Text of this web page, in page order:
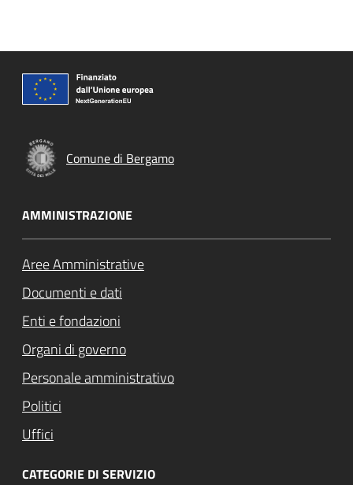
Comune di Bergamo
AMMINISTRAZIONE
Aree Amministrative
Documenti e dati
Enti e fondazioni
Organi di governo
Personale amministrativo
Politici
Uffici
CATEGORIE DI SERVIZIO